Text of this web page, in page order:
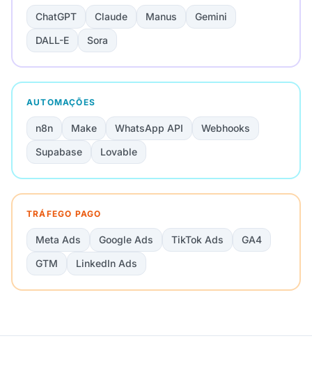
ChatGPT Claude Manus
Gemini
DALL-E
Sora
AUTOMAÇÕES
n8n Make WhatsApp API
Webhooks
Supabase
Lovable
TRÁFEGO PAGO
Meta Ads Google Ads TikTok Ads
GA4
GTM
LinkedIn Ads